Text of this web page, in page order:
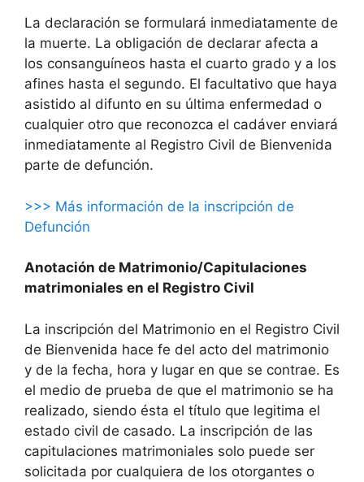
La declaración se formulará inmediatamente de
la muerte. La obligación de declarar afecta a
los consanguíneos hasta el cuarto grado y a los
afines hasta el segundo. El facultativo que haya
asistido al difunto en su última enfermedad o
cualquier otro que reconozca el cadáver enviará
inmediatamente al Registro Civil de Bienvenida
parte de defunción.
>>> Más información de la inscripción de
Defunción
Anotación de Matrimonio/Capitulaciones
matrimoniales en el Registro Civil
La inscripción del Matrimonio en el Registro Civil
de Bienvenida hace fe del acto del matrimonio
y de la fecha, hora y lugar en que se contrae. Es
el medio de prueba de que el matrimonio se ha
realizado, siendo ésta el título que legitima el
estado civil de casado. La inscripción de las
capitulaciones matrimoniales solo puede ser
solicitada por cualquiera de los otorgantes o